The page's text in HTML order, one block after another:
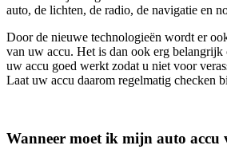
auto, de lichten, de radio, de navigatie en
Door de nieuwe technologieën wordt er
van uw accu. Het is dan ook erg belangrijk
uw accu goed werkt zodat u niet voor
Laat uw accu daarom regelmatig checken
Wanneer moet ik mijn auto accu